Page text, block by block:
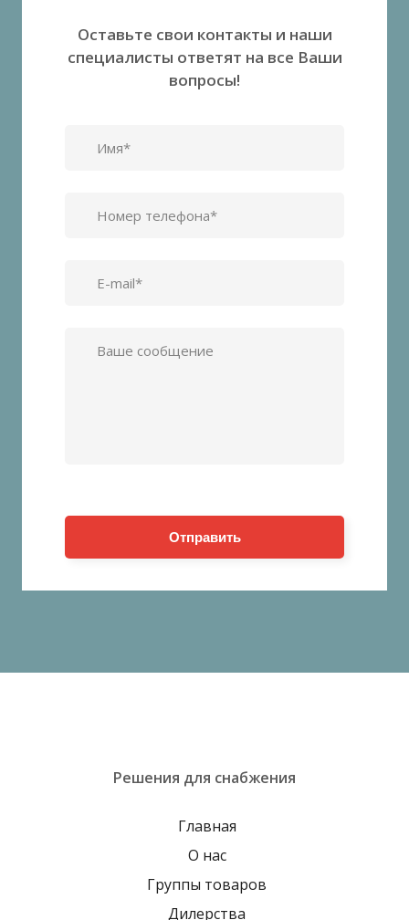
Оставьте свои контакты и наши
специалисты ответят на все Ваши
вопросы!
Отправить
Решения для снабжения
Главная
О нас
Группы товаров
Дилерства